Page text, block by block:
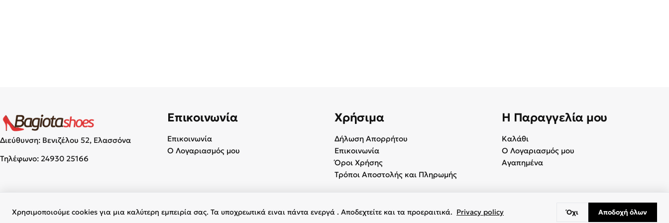
Διεύθυνση: Βενιζέλου 52, Ελασσόνα
Τηλέφωνο: 24930 25166
Επικοινωνία
Επικοινωνία
Ο Λογαριασμός μου
Χρήσιμα
Δήλωση Απορρήτου
Επικοινωνία
Όροι Χρήσης
Τρόποι Αποστολής και Πληρωμής
Η Παραγγελία μου
Καλάθι
Ο Λογαριασμός μου
Αγαπημένα
© 2026 Γυναικεία & Ανδρικά Παπούτσια - BagiotaShoes.gr. Με επιφύλαξη παντός δικαιώματος.
Χρησιμοποιούμε cookies για μια καλύτερη εμπειρία σας. Τα υποχρεωτικά ειναι πάντα ενεργά . Αποδεχτείτε και τα προεραιτικά. Privacy policy Όχι Αποδοχή όλων